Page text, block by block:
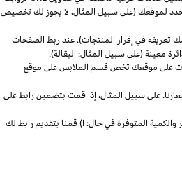
لموقعك (على سبيل المثال، لا يجوز لك تخصيص
تعريفه في إقرار المنتجات). عند ربط الصفحات
معينة (على سبيل المثال: البقالة).
على موقعك تخص قسم الملابس على موقع
.علىسبيل المثال،إذا قمت بتضمينرابطعلى
المتوفرة في حال: ا) قمنا بتقديم رابط لك